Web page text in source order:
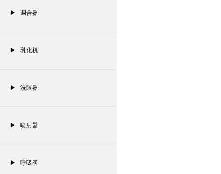
▶ 调合器
▶ 乳化机
▶ 洗眼器
▶ 喷射器
▶ 呼吸阀